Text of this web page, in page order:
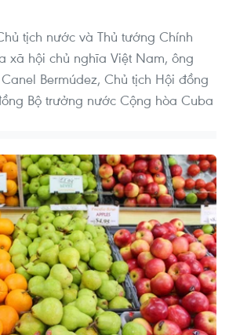
tịch nước và Thủ tướng Chính
xã hội chủ nghĩa Việt Nam, ông
Bermúdez, Chủ tịch Hội đồng
Bộ trưởng nước Cộng hòa Cuba